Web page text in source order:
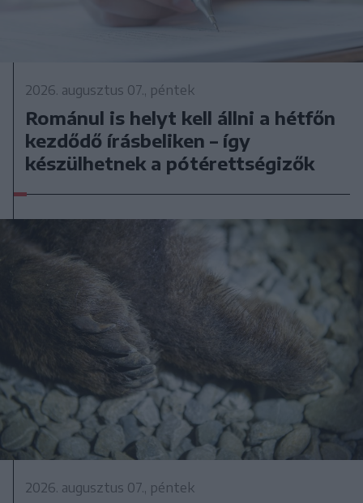
2026. augusztus 07., péntek
Románul is helyt kell állni a hétfőn
kezdődő írásbeliken – így
készülhetnek a pótérettségizők
2026. augusztus 07., péntek